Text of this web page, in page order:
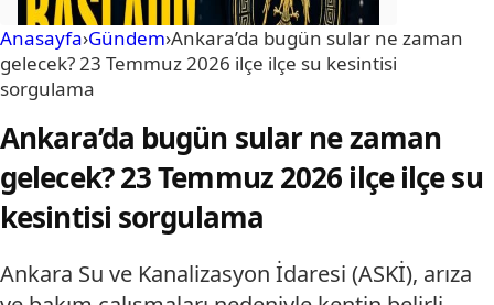
Anasayfa›Gündem›Ankara’da bugün sular ne zaman
gelecek? 23 Temmuz 2026 ilçe ilçe su kesintisi
sorgulama
Ankara’da bugün sular ne zaman
gelecek? 23 Temmuz 2026 ilçe ilçe su
kesintisi sorgulama
Ankara Su ve Kanalizasyon İdaresi (ASKİ), arıza